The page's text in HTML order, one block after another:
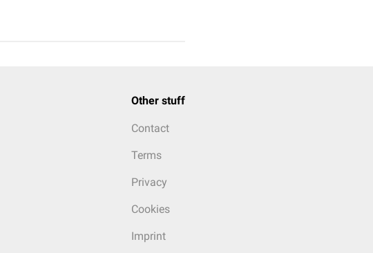
Other stuff
Contact
Terms
Privacy
Cookies
Imprint